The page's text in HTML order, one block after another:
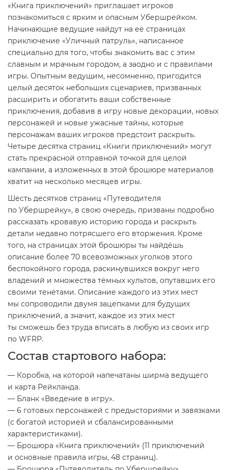
«Книга приключений» приглашает игроков
познакомиться с ярким и опасным Убершрейком.
Начинающие ведущие найдут на её страницах
приключение «Уличный патруль», написанное
специально для того, чтобы знакомить вас с этим
славным и мрачным городом, а заодно и с правилами
игры. Опытным ведущим, несомненно, пригодится
целый десяток небольших сценариев, призванных
расширить и обогатить ваши собственные
приключения, добавив в игру новые декорации, новых
персонажей и новые ужасные тайны, которые
персонажам ваших игроков предстоит раскрыть.
Четыре десятка страниц «Книги приключений» могут
стать прекрасной отправной точкой для целой
кампании, а изложенных в этой брошюре материалов
хватит на несколько месяцев игры.
Шесть десятков страниц «Путеводителя
по Убершрейку», в свою очередь, призваны подробно
рассказать кровавую историю города и раскрыть
детали недавно потрясшего его вторжения. Кроме
того, на страницах этой брошюры ты найдёшь
описание более 70 всевозможных уголков этого
беспокойного города, раскинувшихся вокруг него
владений и множества тёмных культов, опутавших его
своими тенётами. Описание каждого из этих мест
мы сопроводили двумя зацепками для будущих
приключений, а значит, каждое из этих мест
ты сможешь без труда вписать в любую из своих игр
по WFRP.
Состав стартового набора:
— Коробка, на которой напечатаны ширма ведущего
и карта Рейкланда.
— Бланк «Введение в игру».
— 6 готовых персонажей с предысториями и завязками
(с богатой историей и сбалансированными
характеристиками).
— Брошюра «Книга приключений» (11 приключений
и основные правила игры, 48 страниц).